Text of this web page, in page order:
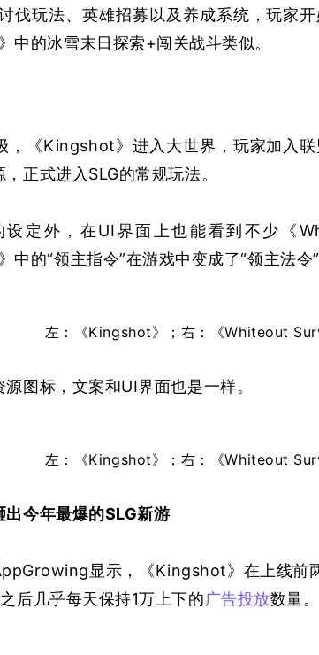
伐玩法、英雄招募以及养成系统，玩家
中的冰雪末日探索+闯关战斗类似。
，《Kingshot》进入大世界，玩家加入
正式进入SLG的常规玩法。
定外，在UI界面上也能看到不少《
中的“领主指令”在游戏中变成了“领主法令
左：《Kingshot》；右：《Whiteout
图标，文案和UI界面也是一样。
左：《Kingshot》；右：《Whiteout
出今年最爆的SLG新游
显示，《Kingshot》在上线前
后几乎每天保持1万上下的广告投放数量。